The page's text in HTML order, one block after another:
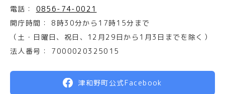
電話：
0856-74-0021
開庁時間：
8時30分から17時15分まで
（土・日曜日、祝日、12月29日から1月3日までを除く）
法人番号：
7000020325015
津和野町公式Facebook